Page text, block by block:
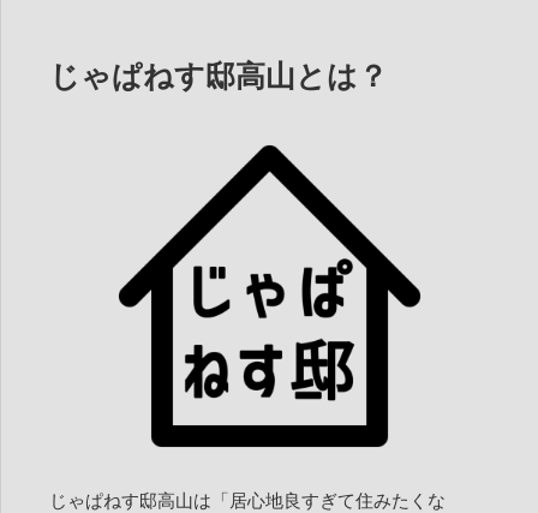
ーじゃぱねす邸高山とは？
じゃぱねす邸高山は「居心地良すぎて住みたくな